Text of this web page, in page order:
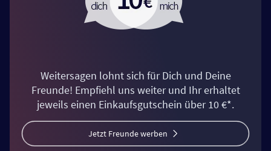
Weitersagen lohnt sich für Dich und Deine
Freunde! Empfiehl uns weiter und Ihr erhaltet
jeweils einen Einkaufsgutschein über 10 €*.
Jetzt Freunde werben